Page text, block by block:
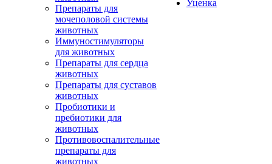
Препараты для
мочеполовой системы
животных
Иммуностимуляторы
для животных
Препараты для сердца
животных
Препараты для суставов
животных
Пробиотики и
пребиотики для
животных
Противовоспалительные
препараты для
животных
Уценка